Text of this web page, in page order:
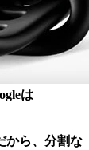
は
から、分割な